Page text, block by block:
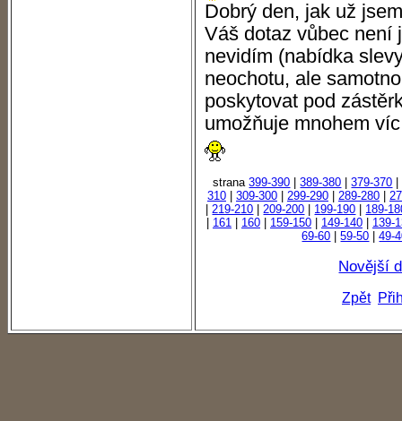
Dobrý den, jak už
Váš dotaz vůbec není
nevidím (nabídka
neochotu, ale
poskytovat pod
umožňuje mnohem
strana399-390 |389-380 |379-370
310
309-300 299-290 289-280
|219-210 |209-200 199-190
189-
161 160 159-150 149-140
139-
69-60 |59-50 |49-
Novější
Zpět